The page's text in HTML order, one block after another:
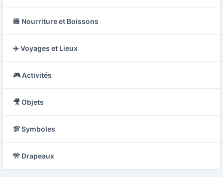
🍔 Nourriture et Boissons
✈️ Voyages et Lieux
🎮 Activités
🎥 Objets
💯 Symboles
🎌 Drapeaux